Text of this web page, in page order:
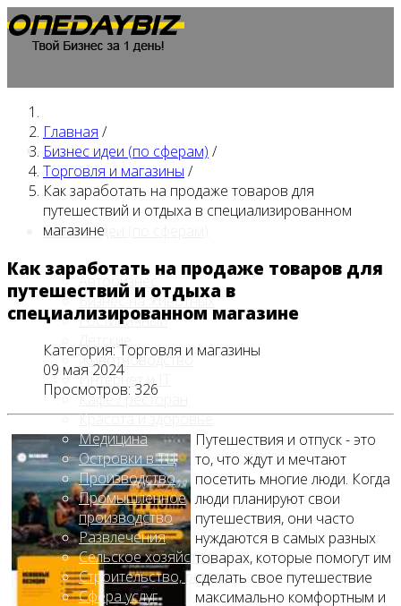
Главная
Бизнес идеи (по сферам)
Автобизнес
Бизнес на животных
Гостиничный
Детские
Животноводство
Интернет и IT
Кафе / ресторан
Красота и здоровье
Медицина
Островки в ТЦ
Производство
Промышленное
производство
Развлечения
Сельское хозяйство
Строительство, ремонт
Сфера услуг
Главная /
Бизнес идеи (по сферам) /
Торговля и магазины /
Как заработать на продаже товаров для
путешествий и отдыха в специализированном
магазине
Как заработать на продаже товаров для
путешествий и отдыха в
специализированном магазине
Категория: Торговля и магазины
09 мая 2024
Просмотров: 326
Путешествия и отпуск - это
то, что ждут и мечтают
посетить многие люди. Когда
люди планируют свои
путешествия, они часто
нуждаются в самых разных
товарах, которые помогут им
сделать свое путешествие
максимально комфортным и